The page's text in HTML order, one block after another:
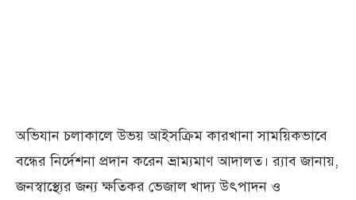
অভিযান চলাকালে উভয় আইসক্রিম কারখানা সাময়িকভাবে
বন্ধের নির্দেশনা প্রদান করেন ভ্রাম্যমাণ আদালত। র‍্যাব জানায়,
জনস্বাস্থ্যের জন্য ক্ষতিকর ভেজাল খাদ্য উৎপাদন ও